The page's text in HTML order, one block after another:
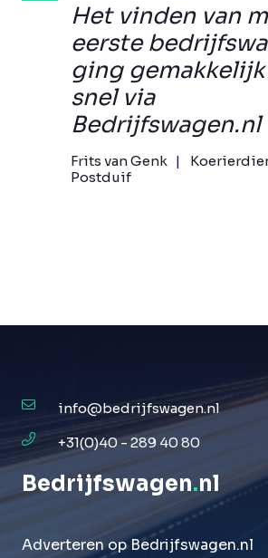
Het vinden van
eerste
ging gemakkelijk
snel via
Bedrijfswagen.nl
Frits van Genk
Postduif
info@bedrijfswagen.nl
+31(0)40 - 289 40 80
Bedrijfswagen.nl
Adverteren op Bedrijfswagen.nl